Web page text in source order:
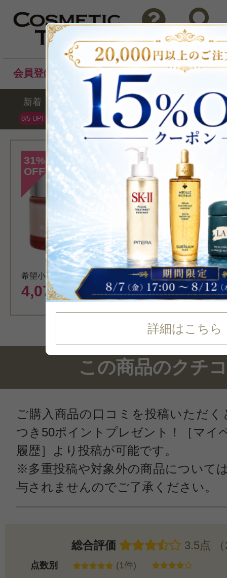
問い合わせ 検索
会員登録後のお買い物でポイントプレゼント！
新着
8/5 UP!
セール ランキング ブ
詳細はこちら
31%
OFF
希望小売価格 5,940円
4,079 円（税込）
[クリニーク]
>モイスチャー
ンス 72 ハイド
50ml
カート
この商品のクチ
ご購入商品の口コミを投稿いただく
つき50ポイントプレゼント！［マイ
履歴］より投稿が可能です。
※多重投稿や対象外の商品について
与されませんのでご了承ください。
総合評価 3.5点
点数別
(1件)